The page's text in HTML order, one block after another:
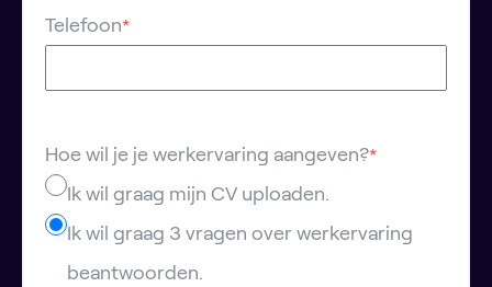
Telefoon*
Hoe wil je je werkervaring aangeven?*
Ik wil graag mijn CV uploaden.
Ik wil graag 3 vragen over werkervaring
beantwoorden.